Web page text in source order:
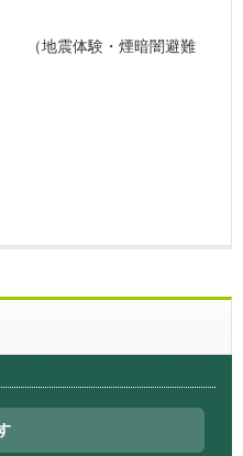
煙暗闇避難